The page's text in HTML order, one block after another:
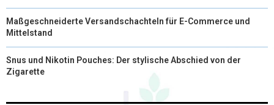
Maßgeschneiderte Versandschachteln für E-Commerce und
Mittelstand
Snus und Nikotin Pouches: Der stylische Abschied von der
Zigarette